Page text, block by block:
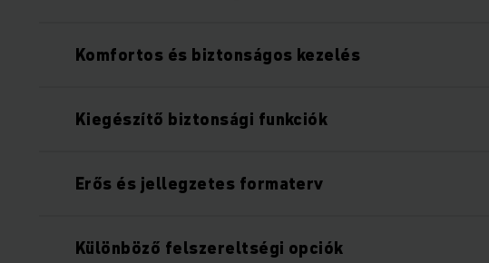
Komfortos és biztonságos kezelés
Kiegészítő biztonsági funkciók
Erős és jellegzetes formaterv
Különböző felszereltségi opciók